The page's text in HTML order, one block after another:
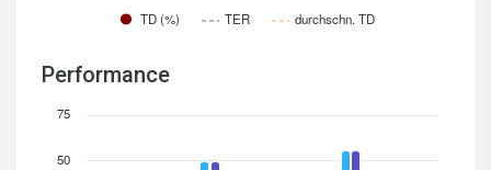
TD (%) TER durchschn. TD
Performance
50
75